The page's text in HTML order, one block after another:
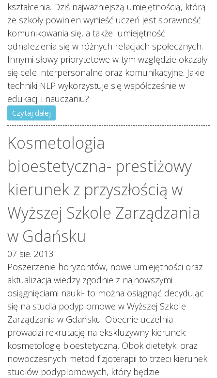
kształcenia. Dziś najważniejszą umiejętnością, którą
ze szkoły powinien wynieść uczeń jest sprawność
komunikowania się, a także umiejętność
odnalezienia się w różnych relacjach społecznych.
Innymi słowy priorytetowe w tym względzie okazały
się cele interpersonalne oraz komunikacyjne. Jakie
techniki NLP wykorzystuje się współcześnie w
edukacji i nauczaniu?
Czytaj dalej
Kosmetologia
bioestetyczna- prestiżowy
kierunek z przyszłością w
Wyższej Szkole Zarządzania
w Gdańsku
07 sie. 2013
Poszerzenie horyzontów, nowe umiejętności oraz
aktualizacja wiedzy zgodnie z najnowszymi
osiągnięciami nauki- to można osiągnąć decydując
się na studia podyplomowe w Wyższej Szkole
Zarządzania w Gdańsku. Obecnie uczelnia
prowadzi rekrutację na ekskluzywny kierunek:
kosmetologię bioestetyczną. Obok dietetyki oraz
nowoczesnych metod fizjoterapii to trzeci kierunek
studiów podyplomowych, który będzie